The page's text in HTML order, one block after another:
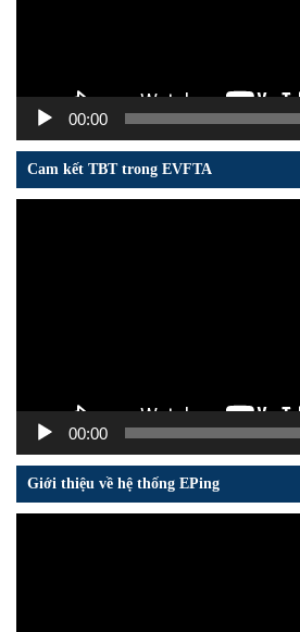
00:00
Cam kết TBT trong EVFTA
00:00
Giới thiệu về hệ thống EPing